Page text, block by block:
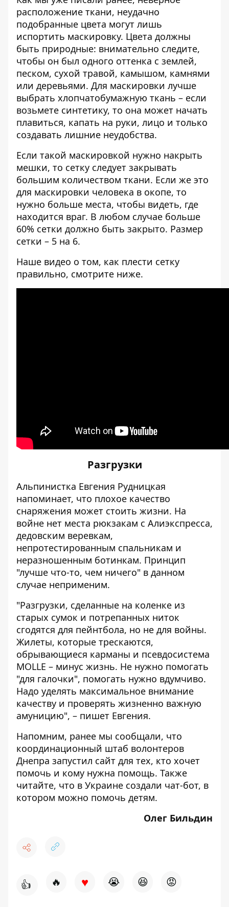
расположение ткани, неудачно
подобранные цвета могут лишь
испортить маскировку. Цвета должны
быть природные: внимательно следите,
чтобы он был одного оттенка с землей,
песком, сухой травой, камышом, камнями
или деревьями. Для маскировки лучше
выбрать хлопчатобумажную ткань – если
возьмете синтетику, то она может начать
плавиться, капать на руки, лицо и только
создавать лишние неудобства.
Если такой маскировкой нужно накрыть
мешки, то сетку следует закрывать
большим количеством ткани. Если же это
для маскировки человека в окопе, то
нужно больше места, чтобы видеть, где
находится враг. В любом случае больше
60% сетки должно быть закрыто. Размер
сетки – 5 на 6.
Наше видео о том, как плести сетку
правильно, смотрите ниже.
Разгрузки
Альпинистка Евгения Рудницкая
напоминает, что плохое качество
снаряжения может стоить жизни. На
войне нет места рюкзакам с Алиэкспресса,
дедовским веревкам,
непротестированным спальникам и
неразношенным ботинкам. Принцип
"лучше что-то, чем ничего" в данном
случае неприменим.
"Разгрузки, сделанные на коленке из
старых сумок и потрепанных ниток
сгодятся для пейнтбола, но не для войны.
Жилеты, которые трескаются,
обрывающиеся карманы и псевдосистема
MOLLE – минус жизнь. Не нужно помогать
"для галочки", помогать нужно вдумчиво.
Надо уделять максимальное внимание
качеству и проверять жизненно важную
амуницию", – пишет Евгения.
Напомним, ранее мы сообщали, что
координационный штаб волонтеров
Днепра запустил сайт для тех, кто хочет
помочь и кому нужна помощь. Также
читайте, что в Украине создали чат-бот, в
котором можно помочь детям.
Олег Бильдин
👍 🔥 ♥ 😭 😆 😡